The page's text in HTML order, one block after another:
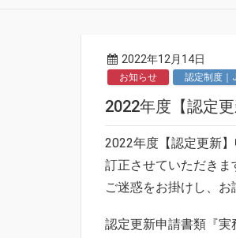
2022年12月14日
お知らせ 認定制度｜
2022年度【認定
2022年度【認定更新
訂正させていただきま
ご迷惑をお掛けし、お
認定更新申請書類『実